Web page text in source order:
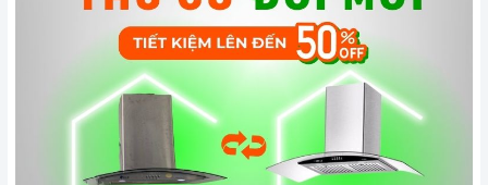
Động cơ, công suất hút mạnh mẽ lên đến 920m3/h
Máy hút mùi hoạt động dựa trên nguyên tắc của quạt thông
gió kết hợp với các màng lọc. Máy thường bao gồm các bộ
phận cơ bản như: lớp toa inox bên ngoài, hệ thống dẫn khí,
lưới lọc, quạt hút, đèn chiếu sáng, bảng điều khiển tốc độ